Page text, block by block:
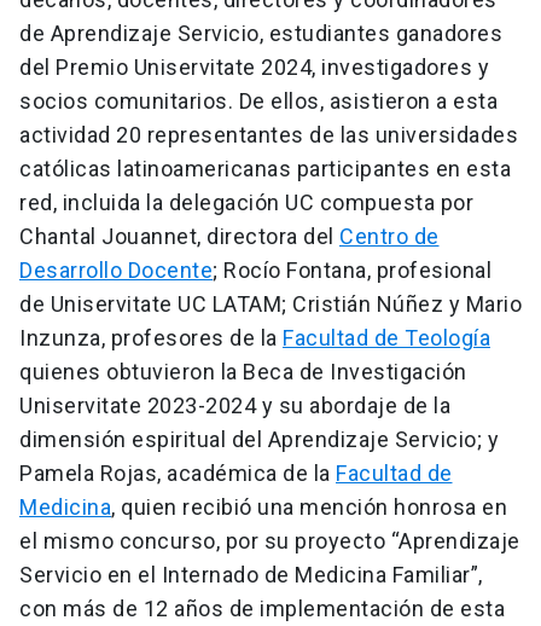
de Aprendizaje Servicio, estudiantes ganadores
del Premio Uniservitate 2024, investigadores y
socios comunitarios. De ellos, asistieron a esta
actividad 20 representantes de las universidades
católicas latinoamericanas participantes en esta
red, incluida la delegación UC compuesta por
Chantal Jouannet, directora del Centro de
Desarrollo Docente; Rocío Fontana, profesional
de Uniservitate UC LATAM; Cristián Núñez y Mario
Inzunza, profesores de la Facultad de Teología
quienes obtuvieron la Beca de Investigación
Uniservitate 2023-2024 y su abordaje de la
dimensión espiritual del Aprendizaje Servicio; y
Pamela Rojas, académica de la Facultad de
Medicina, quien recibió una mención honrosa en
el mismo concurso, por su proyecto “Aprendizaje
Servicio en el Internado de Medicina Familiar”,
con más de 12 años de implementación de esta